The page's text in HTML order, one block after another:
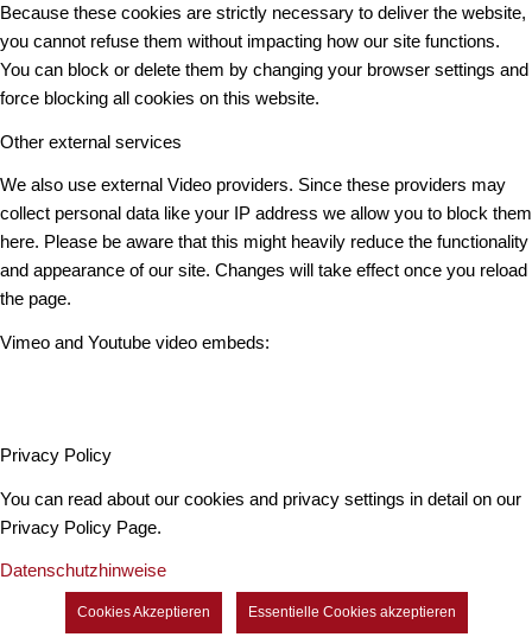
Because these cookies are strictly necessary to deliver the website,
you cannot refuse them without impacting how our site functions.
You can block or delete them by changing your browser settings and
force blocking all cookies on this website.
Other external services
We also use external Video providers. Since these providers may
collect personal data like your IP address we allow you to block them
here. Please be aware that this might heavily reduce the functionality
and appearance of our site. Changes will take effect once you reload
the page.
Vimeo and Youtube video embeds:
Privacy Policy
You can read about our cookies and privacy settings in detail on our
Privacy Policy Page.
Datenschutzhinweise
Cookies Akzeptieren Essentielle Cookies akzeptieren